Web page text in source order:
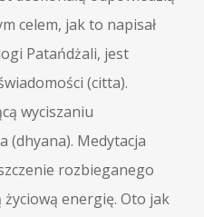
celem, jak to napisał
Patańdżali, jest
(citta).
wyciszaniu
(dhyana). Medytacja
rozbieganego
życiową energię. Oto jak